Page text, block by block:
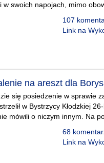
swoich napojach, mimo
107
Link na
na areszt dla
się posiedzenie w sprawie
w Bystrzycy Kłodzkiej
mówili o niczym innym. Na
68
Link na